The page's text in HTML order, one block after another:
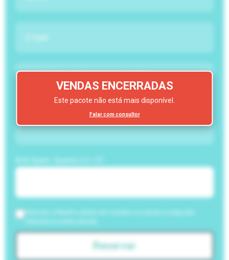
VENDAS ENCERRADAS
Este pacote não está mais disponível.
Falar com consultor
Autorizo a NewIt a entrar em contato e a enviar a resposta
Reservar